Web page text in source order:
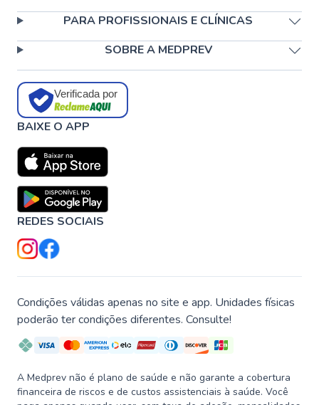
PARA PROFISSIONAIS E CLÍNICAS
SOBRE A MEDPREV
Verificada por
BAIXE O APP
REDES SOCIAIS
Condições válidas apenas no site e app. Unidades físicas
poderão ter condições diferentes. Consulte!
A Medprev não é plano de saúde e não garante a cobertura
financeira de riscos e de custos assistenciais à saúde. Você